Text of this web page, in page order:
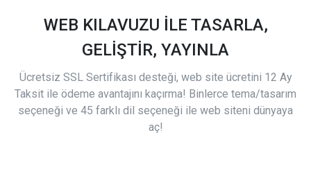
WEB KILAVUZU İLE TASARLA,
GELİŞTİR, YAYINLA
Ücretsiz SSL Sertifikası desteği, web site ücretini 12 Ay
Taksit ile ödeme avantajını kaçırma! Binlerce tema/tasarım
seçeneği ve 45 farklı dil seçeneği ile web siteni dünyaya
aç!